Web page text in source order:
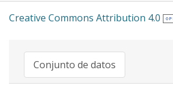
Creative Commons Attribution 4.0
Conjunto de datos